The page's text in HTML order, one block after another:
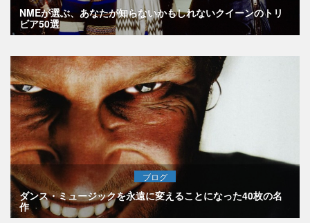
NMEが選ぶ、あなたが知らないかもしれないクイーンのトリ
ビア50選
ブログ
ダンス・ミュージックを永遠に変えることになった40枚の名
作